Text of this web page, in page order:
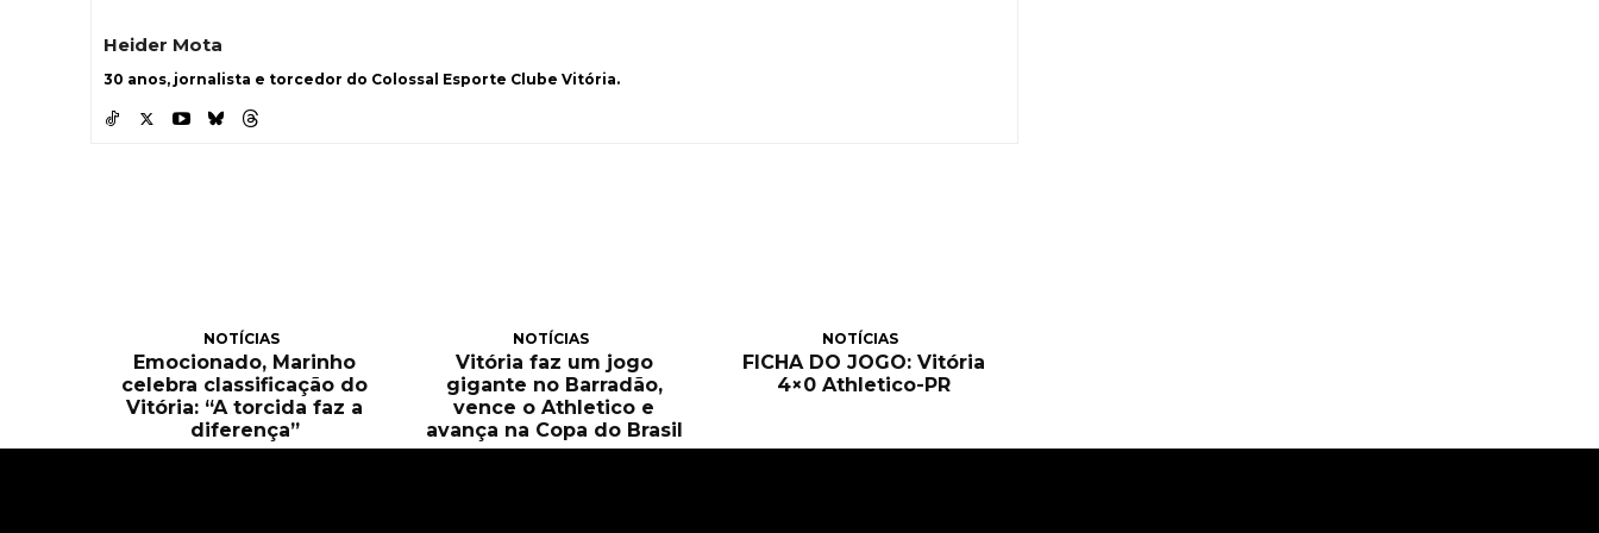
Heider Mota
30 anos, jornalista e torcedor do Colossal Esporte Clube Vitória.
NOTÍCIAS
Emocionado, Marinho
celebra classificação do
Vitória: “A torcida faz a
diferença”
NOTÍCIAS
Vitória faz um jogo
gigante no Barradão,
vence o Athletico e
avança na Copa do Brasil
NOTÍCIAS
FICHA DO JOGO: Vitória
4×0 Athletico-PR